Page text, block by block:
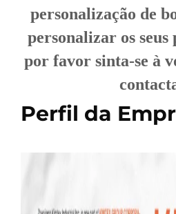
personalização de
personalizar os seus
por favor sinta-se à
Perfil da